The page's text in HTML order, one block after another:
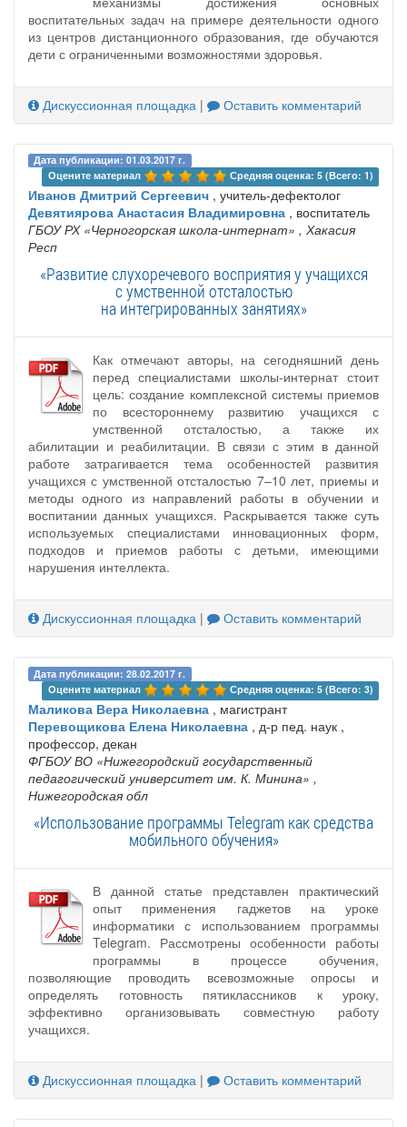
воспитательных задач на примере деятельности одного
из центров дистанционного образования, где обучаются
дети с ограниченными возможностями здоровья.
Дискуссионная площадка | Оставить комментарий
Дата публикации: 01.03.2017 г.
Оцените материал
Средняя оценка: 5 (Всего: 1)
Иванов Дмитрий Сергеевич , учитель-дефектолог
Девятиярова Анастасия Владимировна , воспитатель
ГБОУ РХ «Черногорская школа-интернат» , Хакасия
Респ
«Развитие слухоречевого восприятия у учащихся
с умственной отсталостью
на интегрированных занятиях»
Как отмечают авторы, на сегодняшний день
перед специалистами школы-интернат стоит
цель: создание комплексной системы приемов
по всестороннему развитию учащихся с
умственной отсталостью, а также их
абилитации и реабилитации. В связи с этим в данной
работе затрагивается тема особенностей развития
учащихся с умственной отсталостью 7–10 лет, приемы и
методы одного из направлений работы в обучении и
воспитании данных учащихся. Раскрывается также суть
используемых специалистами инновационных форм,
подходов и приемов работы с детьми, имеющими
нарушения интеллекта.
Дискуссионная площадка | Оставить комментарий
Дата публикации: 28.02.2017 г.
Оцените материал
Средняя оценка: 5 (Всего: 3)
Маликова Вера Николаевна , магистрант
Перевощикова Елена Николаевна , д-р пед. наук ,
профессор, декан
ФГБОУ ВО «Нижегородский государственный
педагогический университет им. К. Минина» ,
Нижегородская обл
«Использование программы Telegram как средства
мобильного обучения»
В данной статье представлен практический
опыт применения гаджетов на уроке
информатики с использованием программы
Telegram. Рассмотрены особенности работы
программы в процессе обучения,
позволяющие проводить всевозможные опросы и
определять готовность пятиклассников к уроку,
эффективно организовывать совместную работу
учащихся.
Дискуссионная площадка | Оставить комментарий